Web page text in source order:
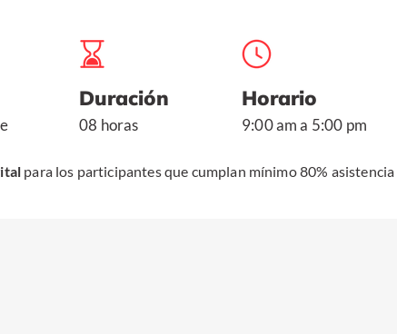
Duración
08 horas
Horario
9:00 am a 5:00 pm
para los participantes que cumplan mínimo 80% asistencia